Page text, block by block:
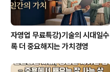
자영업 무료특강)기술의 시대일수
록 더 중요해지는 가치경영